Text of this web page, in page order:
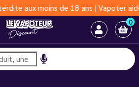
| Vapoter aide à vivre sans tabac et
0